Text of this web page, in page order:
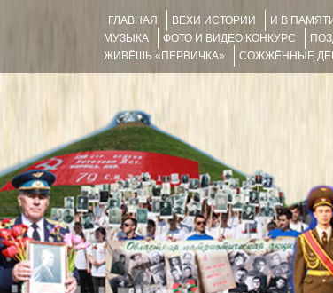
ГЛАВНАЯ ВЕХИ ИСТОРИИ И В
МУЗЫКА
ФОТО И ВИДЕО КОНКУРС
ЖИВЁШЬ «ПЕРВИЧКА»
СОЖЖЁННЫЕ